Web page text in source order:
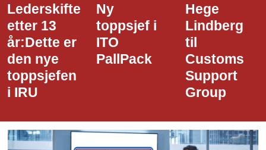
Ny
toppsjef i
ITO
PallPack
Hege
Lindberg
til
Customs
Dette er
den nye
i Narvik
Havn